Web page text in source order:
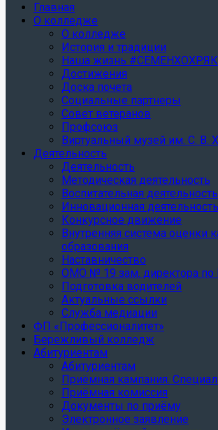
Главная
О колледже
О колледже
История и традиции
Наша жизнь
Достижения
Доска почета
Социальные партнеры
Совет ветеранов
Профсоюз
Виртуальный музей им. С. В.
Деятельность
Деятельность
Методическая деятельность
Воспитательная деятельность
Инновационная деятельность
Конкурсное движение
Внутренняя система оценки
образования
Наставничество
ОМО № 19 зам. директора
Подготовка водителей
Актуальные ссылки
Служба медиации
ФП «Профессионалитет»
Бережливый колледж
Абитуриентам
Абитуриентам
Приёмная кампания.
Приёмная комиссия
Документы по приёму
Электронное заявление